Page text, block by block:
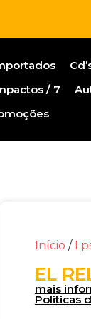
/ 7
Início /
EL
mais
Politicas